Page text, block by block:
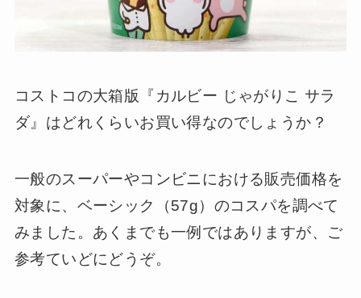
コストコの大箱版『カルビー じゃがりこ サラ
ダ』はどれくらいお買い得なのでしょうか？
一般のスーパーやコンビニにおける販売価格を
対象に、ベーシック（57g）のコスパを調べて
みました。あくまでも一例ではありますが、ご
参考ていどにどうぞ。